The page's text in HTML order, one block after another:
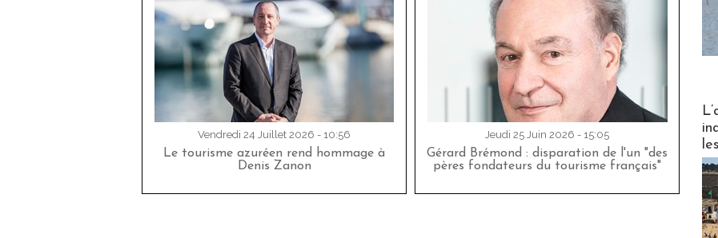
Vendredi 24 Juillet 2026 - 10:56
Le tourisme azuréen rend hommage à
Denis Zanon
Jeudi 25 Juin 2026 - 15:05
Gérard Brémond : disparation de l'un "des
pères fondateurs du tourisme français"